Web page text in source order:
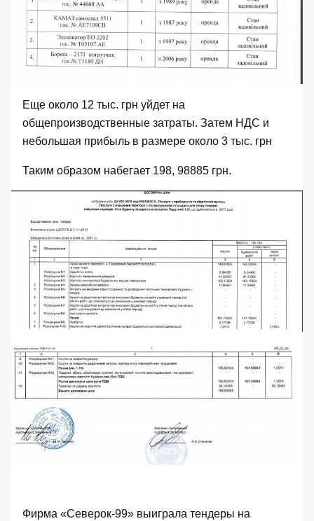
Еще около 12 тыс. грн уйдет на
общепроизводственные затраты. Затем НДС и
небольшая прибыль в размере около 3 тыс. грн
Таким образом набегает 198, 98885 грн.
Фирма «Северок-99» выиграла тендеры на